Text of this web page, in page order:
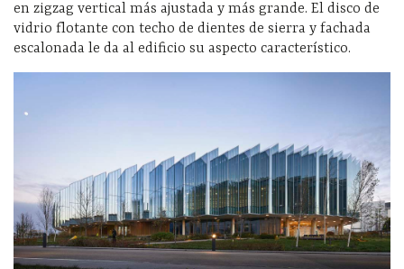
en zigzag vertical más ajustada y más grande. El disco de
vidrio flotante con techo de dientes de sierra y fachada
escalonada le da al edificio su aspecto característico.